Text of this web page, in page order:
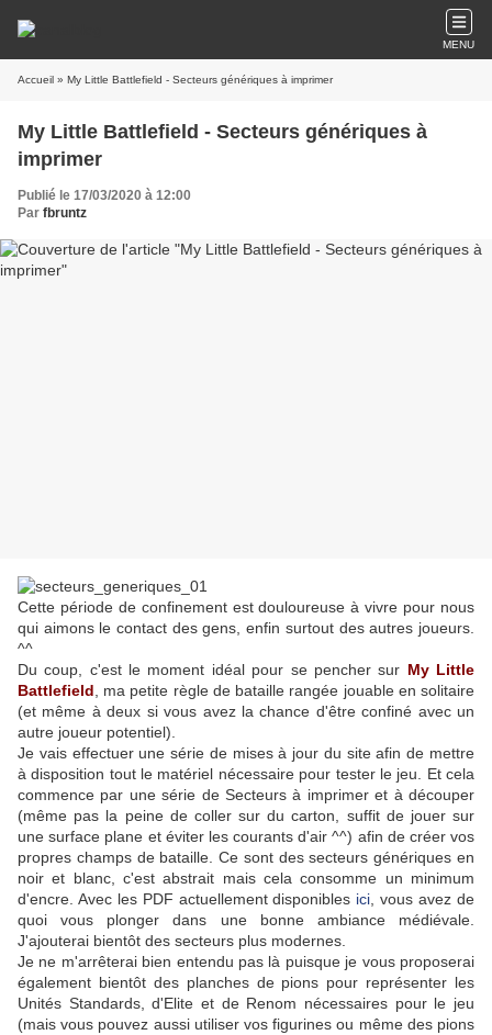
MENU
Accueil » My Little Battlefield - Secteurs génériques à imprimer
My Little Battlefield - Secteurs génériques à
imprimer
Publié le 17/03/2020 à 12:00
Par fbruntz
Cette période de confinement est douloureuse à vivre pour nous
qui aimons le contact des gens, enfin surtout des autres joueurs.
^^
Du coup, c'est le moment idéal pour se pencher sur My Little
Battlefield , ma petite règle de bataille rangée jouable en solitaire
(et même à deux si vous avez la chance d'être confiné avec un
autre joueur potentiel).
Je vais effectuer une série de mises à jour du site afin de mettre
à disposition tout le matériel nécessaire pour tester le jeu. Et cela
commence par une série de Secteurs à imprimer et à découper
(même pas la peine de coller sur du carton, suffit de jouer sur
une surface plane et éviter les courants d'air ^^) afin de créer vos
propres champs de bataille. Ce sont des secteurs génériques en
noir et blanc, c'est abstrait mais cela consomme un minimum
d'encre. Avec les PDF actuellement disponibles ici , vous avez de
quoi vous plonger dans une bonne ambiance médiévale.
J'ajouterai bientôt des secteurs plus modernes.
Je ne m'arrêterai bien entendu pas là puisque je vous proposerai
également bientôt des planches de pions pour représenter les
Unités Standards, d'Elite et de Renom nécessaires pour le jeu
(mais vous pouvez aussi utiliser vos figurines ou même des pions